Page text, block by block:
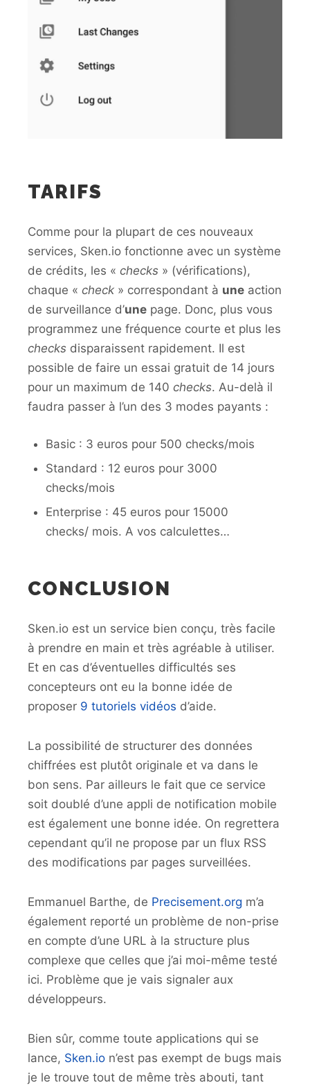
TARIFS
Comme pour la plupart de ces nouveaux
services, Sken.io fonctionne avec un système
de crédits, les « checks » (vérifications),
chaque « check » correspondant à une action
de surveillance d’une page. Donc, plus vous
programmez une fréquence courte et plus les
checks disparaissent rapidement. Il est
possible de faire un essai gratuit de 14 jours
pour un maximum de 140 checks. Au-delà il
faudra passer à l’un des 3 modes payants :
Basic : 3 euros pour 500 checks/mois
Standard : 12 euros pour 3000
checks/mois
Enterprise : 45 euros pour 15000
checks/ mois. A vos calculettes…
CONCLUSION
Sken.io est un service bien conçu, très facile
à prendre en main et très agréable à utiliser.
Et en cas d’éventuelles difficultés ses
concepteurs ont eu la bonne idée de
proposer 9 tutoriels vidéos d’aide.
La possibilité de structurer des données
chiffrées est plutôt originale et va dans le
bon sens. Par ailleurs le fait que ce service
soit doublé d’une appli de notification mobile
est également une bonne idée. On regrettera
cependant qu’il ne propose par un flux RSS
des modifications par pages surveillées.
Emmanuel Barthe, de Precisement.org m’a
également reporté un problème de non-prise
en compte d’une URL à la structure plus
complexe que celles que j’ai moi-même testé
ici. Problème que je vais signaler aux
développeurs.
Bien sûr, comme toute applications qui se
lance, Sken.io n’est pas exempt de bugs mais
je le trouve tout de même très abouti, tant